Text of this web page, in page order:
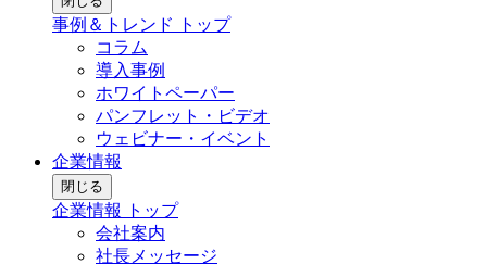
事例＆トレンド トップ
コラム
導入事例
ホワイトペーパー
パンフレット・ビデオ
ウェビナー・イベント
企業情報
閉じる
企業情報 トップ
会社案内
社長メッセージ